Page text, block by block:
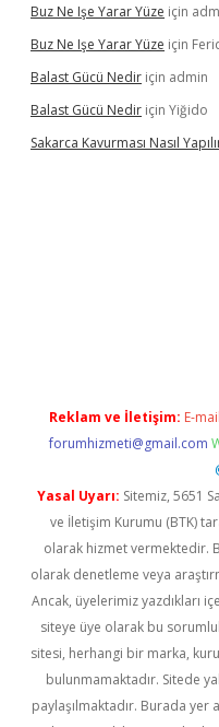
Buz Ne Işe Yarar Yüze için
Buz Ne Işe Yarar Yüze için
Balast Gücü Nedir için admin
Balast Gücü Nedir için Yiğido
Sakarca Kavurması Nasıl
Reklam ve İletişim: E-
forumhizmeti@gmail.com
Yasal Uyarı: Sitemiz, 5651
ve İletişim Kurumu (BTK)
olarak hizmet vermektedir.
olarak denetleme veya
Ancak, üyelerimiz yazdıkları
siteye üye olarak bu
sitesi, herhangi bir marka,
bulunmamaktadır. Sitede
paylaşılmaktadır. Burada